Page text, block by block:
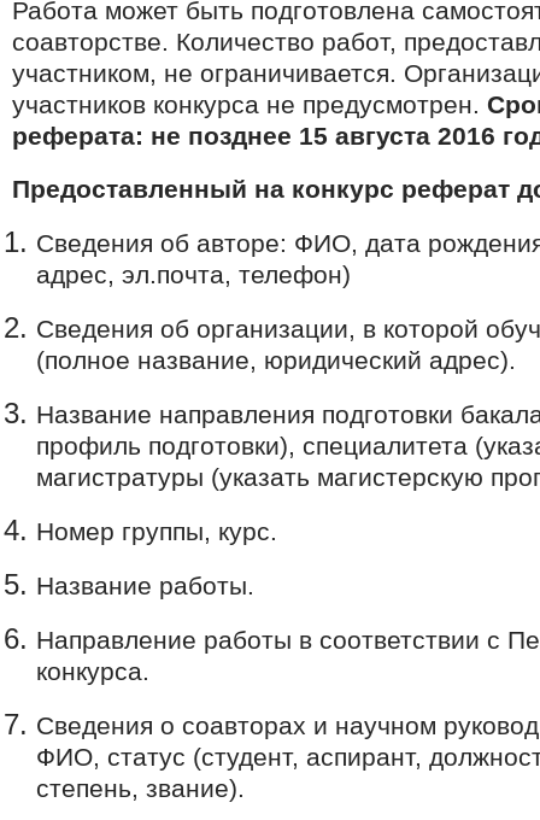
Работа может быть подготовлена
соавторстве. Количество работ,
участником, не ограничивается.
участников конкурса не предусмотрен.
реферата: не позднее 15 августа 2016
Предоставленный на конкурс реферат
Сведения об авторе: ФИО, дата
адрес, эл.почта, телефон)
Сведения об организации, в которой
(полное название, юридический адрес).
Название направления подготовки
профиль подготовки), специалитета
магистратуры (указать магистерскую
Номер группы, курс.
Название работы.
Направление работы в соответствии с
конкурса.
Сведения о соавторах и научном
ФИО, статус (студент, аспирант,
степень, звание).